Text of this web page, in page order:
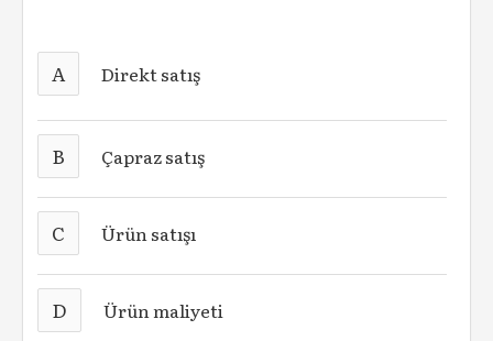
A Direkt satış
B Çapraz satış
C Ürün satışı
D Ürün maliyeti